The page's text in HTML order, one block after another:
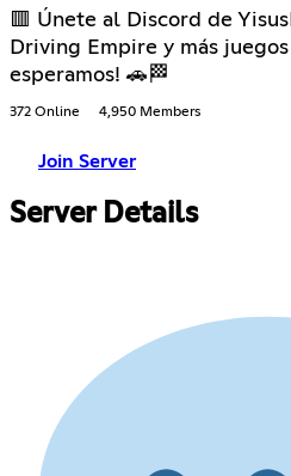
🟥 Únete al Discord de
Driving Empire y más juegos
esperamos! 🚗🏁
372 Online 4,950 Members
Join Server
Server Details